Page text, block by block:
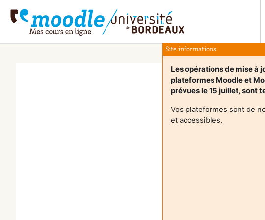
Site informations
Les opérations de mise à
plateformes Moodle et
prévues le 15 juillet, sont
Vos plateformes sont de
et accessibles.Login
Gosti ne
punim